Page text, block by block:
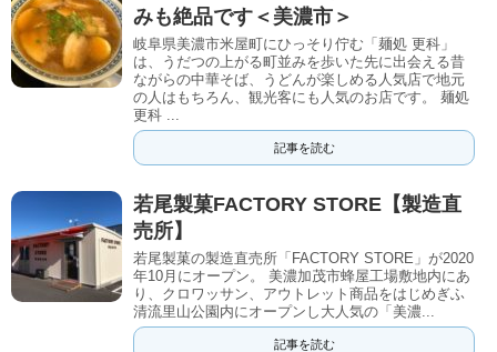
みも絶品です＜美濃市＞
岐阜県美濃市米屋町にひっそり佇む「麺処 更科」
は、うだつの上がる町並みを歩いた先に出会える昔
ながらの中華そば、うどんが楽しめる人気店で地元
の人はもちろん、観光客にも人気のお店です。 麺処
更科 ...
記事を読む
若尾製菓FACTORY STORE【製造直
売所】
若尾製菓の製造直売所「FACTORY STORE」が2020
年10月にオープン。 美濃加茂市蜂屋工場敷地内にあ
り、クロワッサン、アウトレット商品をはじめぎふ
清流里山公園内にオープンし大人気の「美濃...
記事を読む